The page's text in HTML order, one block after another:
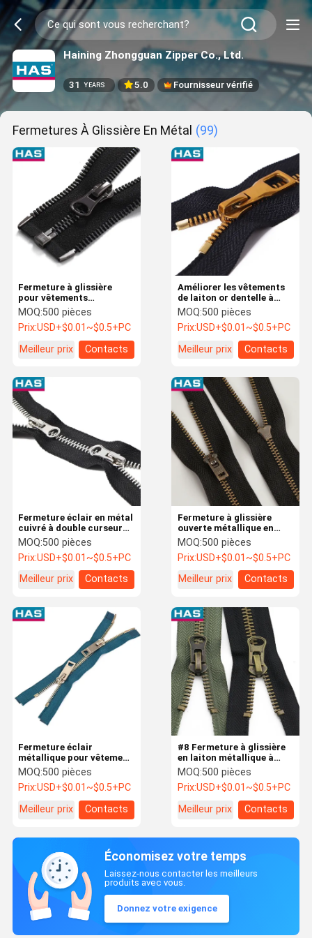
Haining Zhongguan Zipper Co., Ltd.
31 YEARS 5.0 Fournisseur vérifié
Fermetures À Glissière En Métal (99)
Fermeture à glissière
pour vêtements
Fermeture à glissière
pour dents à quatre côtés
pour vêtements en cuivre
MOQ:500 pièces
Prix:USD+$0.01~$0.5+PC
Meilleur prix
Contacts
Améliorer les vêtements
de laiton or dentelle à
double point métallique
fermeture à glissière
MOQ:500 pièces
Prix:USD+$0.01~$0.5+PC
Meilleur prix
Contacts
Fermeture éclair en métal
cuivré à double curseur
pour vêtement ou bagage
avec curseur
autobloquant type 3 5 8
MOQ:500 pièces
Prix:USD+$0.01~$0.5+PC
Meilleur prix
Contacts
Fermeture à glissière
ouverte métallique en
bronze bleu pour
vêtements ou bagages
MOQ:500 pièces
Prix:USD+$0.01~$0.5+PC
Meilleur prix
Contacts
Fermeture éclair
métallique pour vêtement
avec séparateur
bidirectionnel
personnalisé, dents arc-
MOQ:500 pièces
Prix:USD+$0.01~$0.5+PC
Meilleur prix
Contacts
#8 Fermeture à glissière
en laiton métallique à
double verrouillage
automatique double
glisseur pour vêtements
MOQ:500 pièces
Prix:USD+$0.01~$0.5+PC
Meilleur prix
Contacts
Économisez votre temps
Laissez-nous contacter les meilleurs
produits avec vous.
Donnez votre exigence